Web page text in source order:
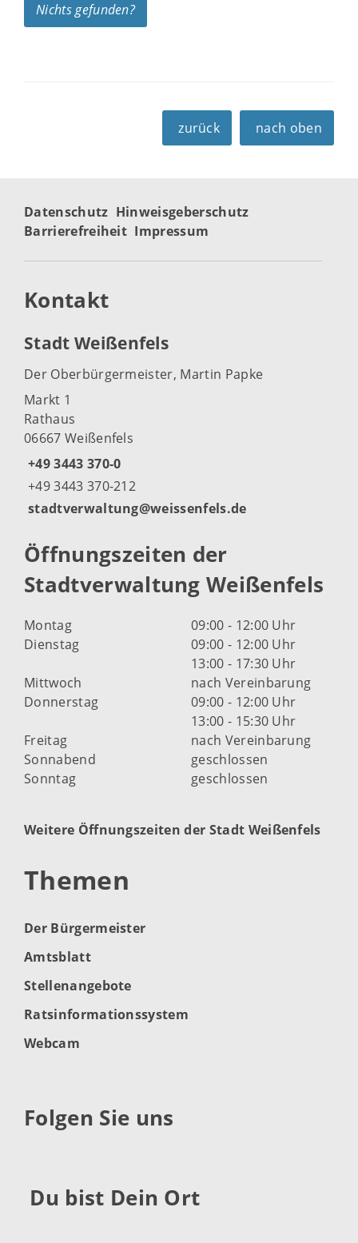
Nichts gefunden?
zurück nach oben
Datenschutz Hinweisgeberschutz
Barrierefreiheit Impressum
Kontakt
Stadt Weißenfels
Der Oberbürgermeister, Martin Papke
Markt 1
Rathaus
06667 Weißenfels
+49 3443 370-0
+49 3443 370-212
stadtverwaltung@weissenfels.de
Öffnungszeiten der
Stadtverwaltung Weißenfels
Montag
09:00 - 12:00 Uhr
Dienstag
09:00 - 12:00 Uhr
13:00 - 17:30 Uhr
Mittwoch
nach Vereinbarung
Donnerstag
09:00 - 12:00 Uhr
13:00 - 15:30 Uhr
Freitag
nach Vereinbarung
Sonnabend
geschlossen
Sonntag
geschlossen
Weitere Öffnungszeiten der Stadt Weißenfels
Themen
Der Bürgermeister
Amtsblatt
Stellenangebote
Ratsinformationssystem
Webcam
Folgen Sie uns
Du bist Dein Ort